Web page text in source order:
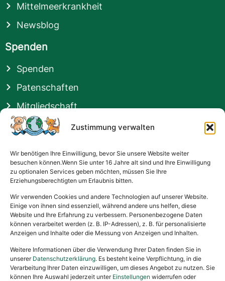
Zustimmung verwalten
Wir benötigen Ihre Einwilligung, bevor Sie unsere Website weiter
besuchen können.Wenn Sie unter 16 Jahre alt sind und Ihre Einwilligung
zu optionalen Services geben möchten, müssen Sie Ihre
Erziehungsberechtigten um Erlaubnis bitten.
Wir verwenden Cookies und andere Technologien auf unserer Website.
Einige von ihnen sind essenziell, während andere uns helfen, diese
Website und Ihre Erfahrung zu verbessern. Personenbezogene Daten
können verarbeitet werden (z. B. IP-Adressen), z. B. für personalisierte
Anzeigen und Inhalte oder die Messung von Anzeigen und Inhalten.
Weitere Informationen über die Verwendung Ihrer Daten finden Sie in
unserer Datenschutzerklärung. Es besteht keine Verpflichtung, in die
Verarbeitung Ihrer Daten einzuwilligen, um dieses Angebot zu nutzen. Sie
können Ihre Auswahl jederzeit unter Einstellungen widerrufen oder
Mittelmeerkrankheit
Newsblog
Spenden
Spenden
Patenschaften
Mitgliedschaft
Hilfsmöglichkeiten
Rechtliches
Impressum
Datenschutzerklärung
Satzung
Gesponsert von